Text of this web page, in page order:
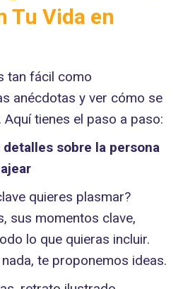
Tu Vida en
tan fácil como
anécdotas y ver cómo se
tienes el paso a paso:
sobre la persona
quieres plasmar?
sus momentos clave,
lo que quieras incluir.
te proponemos ideas.